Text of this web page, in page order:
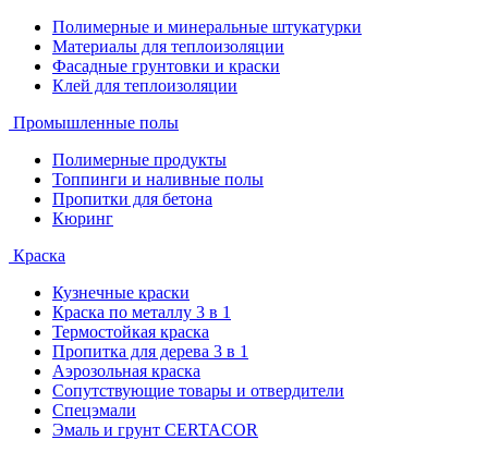
Полимерные и минеральные штукатурки
Материалы для теплоизоляции
Фасадные грунтовки и краски
Клей для теплоизоляции
Промышленные полы
Полимерные продукты
Топпинги и наливные полы
Пропитки для бетона
Кюринг
Краска
Кузнечные краски
Краска по металлу 3 в 1
Термостойкая краска
Пропитка для дерева 3 в 1
Аэрозольная краска
Сопутствующие товары и отвердители
Спецэмали
Эмаль и грунт CERTACOR